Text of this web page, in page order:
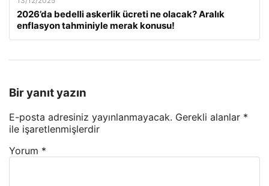
2026’da bedelli askerlik ücreti ne olacak? Aralık
enflasyon tahminiyle merak konusu!
Bir yanıt yazın
E-posta adresiniz yayınlanmayacak. Gerekli alanlar *
ile işaretlenmişlerdir
Yorum *